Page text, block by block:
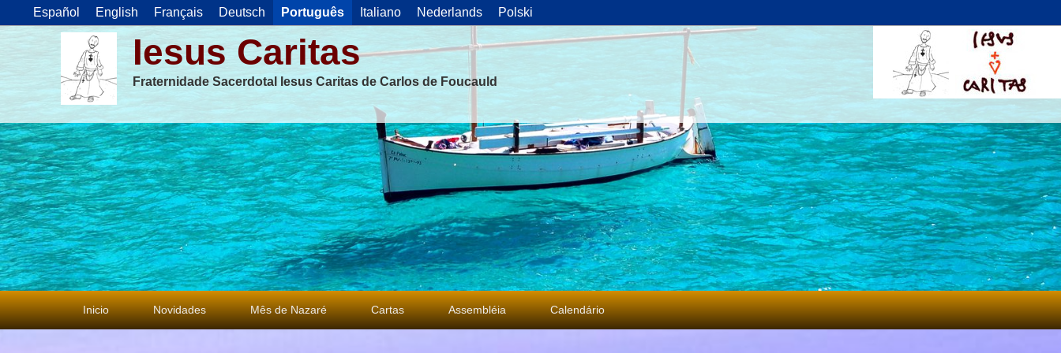
Español English Français Deutsch Português Italiano Nederlands Polski
Iesus Caritas
Fraternidade Sacerdotal Iesus Caritas de Carlos de Foucauld
Menu
principal
Inicio Novidades Mês de Nazaré Cartas Assembléia Calendário